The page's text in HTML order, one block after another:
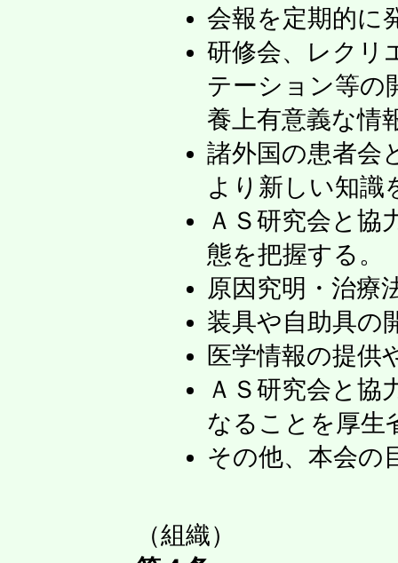
会報を定期的に
研修会、レクリ
テーション等の
養上有意義な情
諸外国の患者会
より新しい知識
ＡＳ研究会と協
態を把握する。
原因究明・治療
装具や自助具の
医学情報の提供
ＡＳ研究会と協
なることを厚生
その他、本会の
（組織）